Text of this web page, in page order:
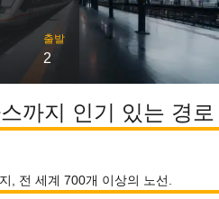
출발
2
까지 인기 있는 경로
, 전 세계 700개 이상의 노선.